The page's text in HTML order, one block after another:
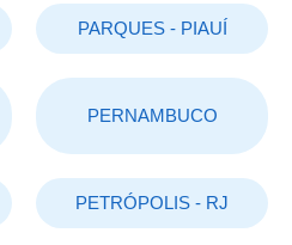
PARQUES - PIAUÍ
PERNAMBUCO
PETRÓPOLIS - RJ